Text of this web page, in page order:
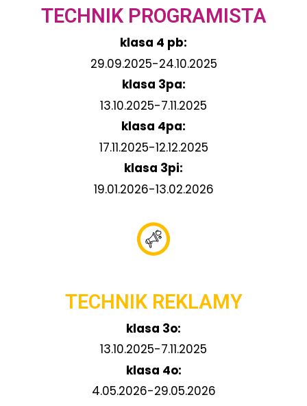
TECHNIK PROGRAMISTA
klasa 4 pb:
29.09.2025-24.10.2025
klasa 3pa:
13.10.2025-7.11.2025
klasa 4pa:
17.11.2025-12.12.2025
klasa 3pi:
19.01.2026-13.02.2026
TECHNIK REKLAMY
klasa 3o:
13.10.2025-7.11.2025
klasa 4o:
4.05.2026-29.05.2026